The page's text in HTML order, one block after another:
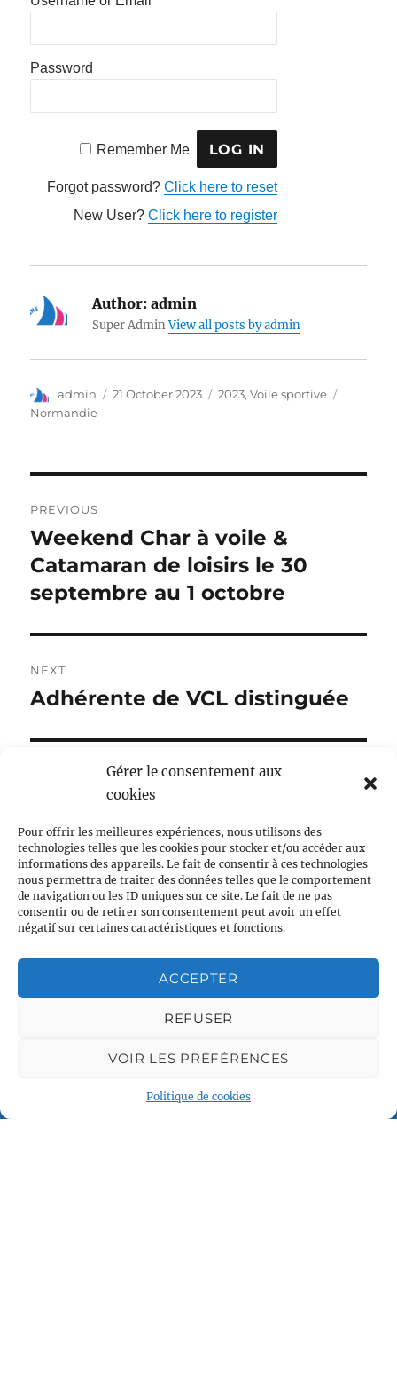
Gérer le consentement aux
cookies
Pour offrir les meilleures expériences, nous utilisons des
technologies telles que les cookies pour stocker et/ou accéder aux
informations des appareils. Le fait de consentir à ces technologies
nous permettra de traiter des données telles que le comportement
de navigation ou les ID uniques sur ce site. Le fait de ne pas
consentir ou de retirer son consentement peut avoir un effet
négatif sur certaines caractéristiques et fonctions.
ACCEPTER
REFUSER
VOIR LES PRÉFÉRENCES
Politique de cookies
Password
Remember Me
Forgot password?Click here to reset
New User?Click here to register
Author: admin
Super AdminView all posts by admin
admin 21 October 2023 2023,Voile sportive
Normandie
PREVIOUS
Weekend Char à voile &
Catamaran de loisirs le 30
septembre au 1 octobre
NEXT
Adhérente de VCL distinguée
Centre LGBTQI+, 63 rue Beaubourg 75003 Paris
Associations partenaires